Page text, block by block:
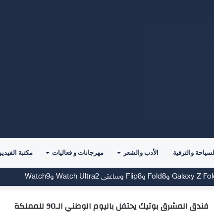
السياحة والترفية الأدب والشعر مهرجانات و فعاليات مكتبة
فندق المشرق بوتيك يحتفل باليوم الوطني الـ90 للمملكة